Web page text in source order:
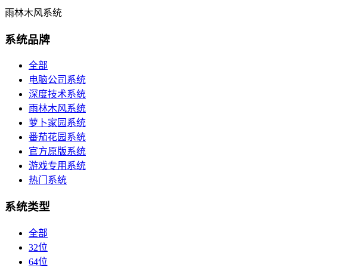
雨林木风系统
系统品牌
全部
电脑公司系统
深度技术系统
雨林木风系统
萝卜家园系统
番茄花园系统
官方原版系统
游戏专用系统
热门系统
系统类型
全部
32位
64位